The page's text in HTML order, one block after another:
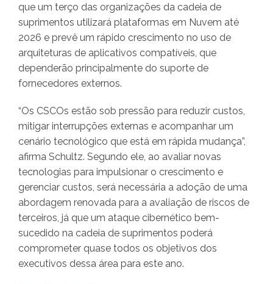
que um terço das organizações da cadeia de
suprimentos utilizará plataformas em Nuvem até
2026 e prevê um rápido crescimento no uso de
arquiteturas de aplicativos compatíveis, que
dependerão principalmente do suporte de
fornecedores externos.
“Os CSCOs estão sob pressão para reduzir custos,
mitigar interrupções externas e acompanhar um
cenário tecnológico que está em rápida mudança”,
afirma Schultz. Segundo ele, ao avaliar novas
tecnologias para impulsionar o crescimento e
gerenciar custos, será necessária a adoção de uma
abordagem renovada para a avaliação de riscos de
terceiros, já que um ataque cibernético bem-
sucedido na cadeia de suprimentos poderá
comprometer quase todos os objetivos dos
executivos dessa área para este ano.